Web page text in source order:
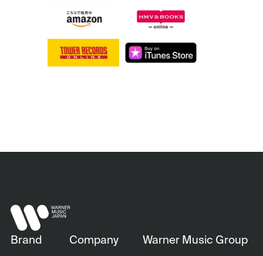
Brand Company Warner Music Group